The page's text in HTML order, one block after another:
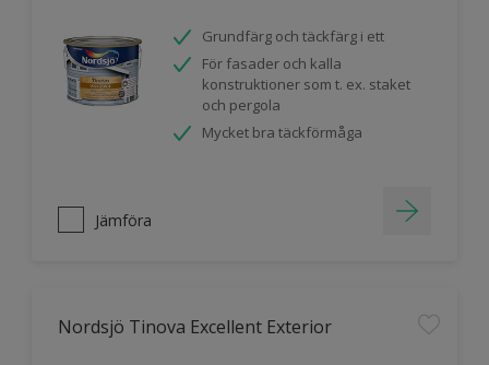
Grundfärg och täckfärg i ett
För fasader och kalla
konstruktioner som t. ex. staket
och pergola
Mycket bra täckförmåga
Jämföra
Nordsjö Tinova Excellent Exterior